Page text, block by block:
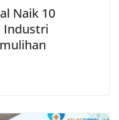
Naik 10
Industri